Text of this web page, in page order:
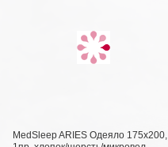
MedSleep ARIES Одеяло 175х200,